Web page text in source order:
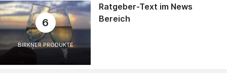
6
BIRKNER PRODUKTE
Ratgeber-Text im News
Bereich